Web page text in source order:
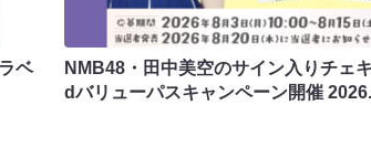
ベ
NMB48・田中美空のサイン入りチェ
dバリューパスキャンペーン開催